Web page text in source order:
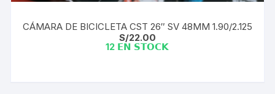
CÁMARA DE BICICLETA CST 26″ SV 48MM 1.90/2.125
S/22.00
12 𝗘𝗡 𝗦𝗧𝗢𝗖𝗞